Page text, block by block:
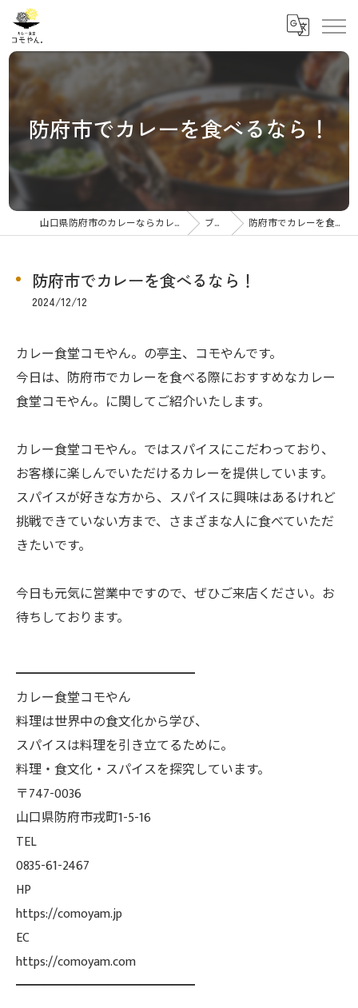
防府市でカレーを食べるなら！
山口県防府市のカレーならカレー食堂コモやん ブログ 防府市でカレーを食べるなら！
防府市でカレーを食べるなら！
2024/12/12
カレー食堂コモやん。の亭主、コモやんです。
今日は、防府市でカレーを食べる際におすすめなカレー
食堂コモやん。に関してご紹介いたします。
カレー食堂コモやん。ではスパイスにこだわっており、
お客様に楽しんでいただけるカレーを提供しています。
スパイスが好きな方から、スパイスに興味はあるけれど
挑戦できていない方まで、さまざまな人に食べていただ
きたいです。
今日も元気に営業中ですので、ぜひご来店ください。お
待ちしております。
━━━━━━━━━━━━━━
カレー食堂コモやん
料理は世界中の食文化から学び、
スパイスは料理を引き立てるために。
料理・食文化・スパイスを探究しています。
〒747-0036
山口県防府市戎町1-5-16
TEL
0835-61-2467
HP
https://comoyam.jp
EC
https://comoyam.com
━━━━━━━━━━━━━━